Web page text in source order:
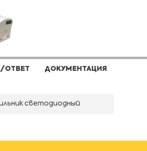
ОТВЕТ ДОКУМЕНТАЦИЯ
светодиодный